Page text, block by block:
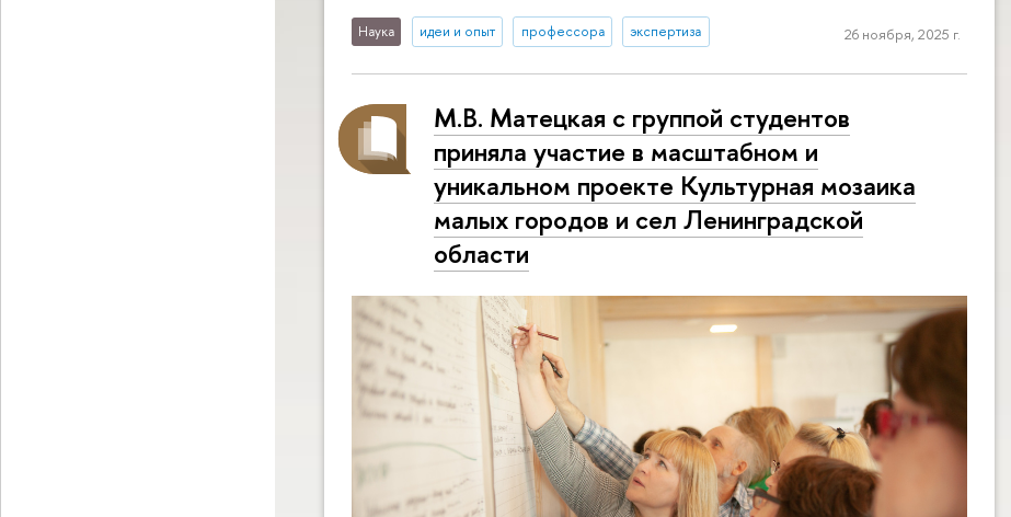
Наука идеи и опыт профессора экспертиза 26 ноября, 2025 г.
М.В. Матецкая с группой студентов
приняла участие в масштабном и
уникальном проекте Культурная мозаика
малых городов и сел Ленинградской
области